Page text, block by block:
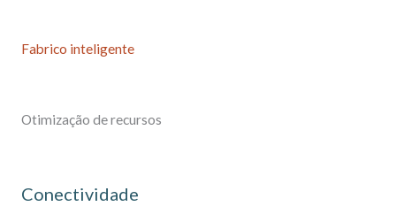
Fabrico inteligente
Otimização de recursos
Conectividade